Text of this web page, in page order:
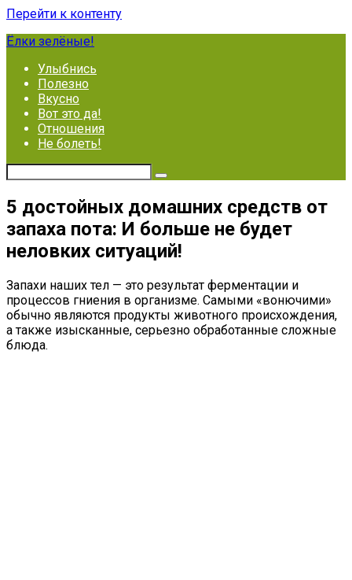
Перейти к контенту
Ёлки зелёные!
Улыбнись
Полезно
Вкусно
Вот это да!
Отношения
Не болеть!
5 достойных домашних средств от
запаха пота: И больше не будет
неловких ситуаций!
Запахи наших тел — это результат ферментации и
процессов гниения в организме. Самыми «вонючими»
обычно являются продукты животного происхождения,
а также изысканные, серьезно обработанные сложные
блюда.